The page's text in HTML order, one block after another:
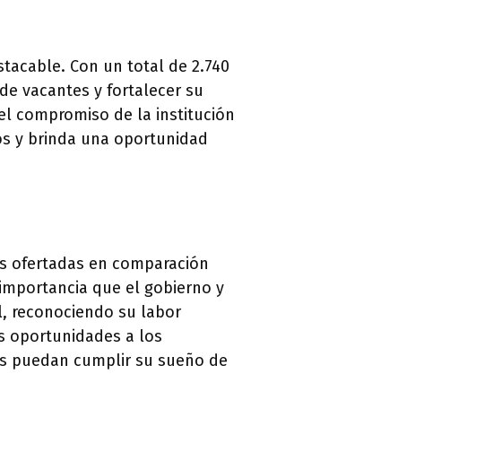
Con un total de 2.740
vacantes y fortalecer su
compromiso de la institución
y brinda una oportunidad
ofertadas en comparación
que el gobierno y
reconociendo su labor
oportunidades a los
puedan cumplir su sueño de